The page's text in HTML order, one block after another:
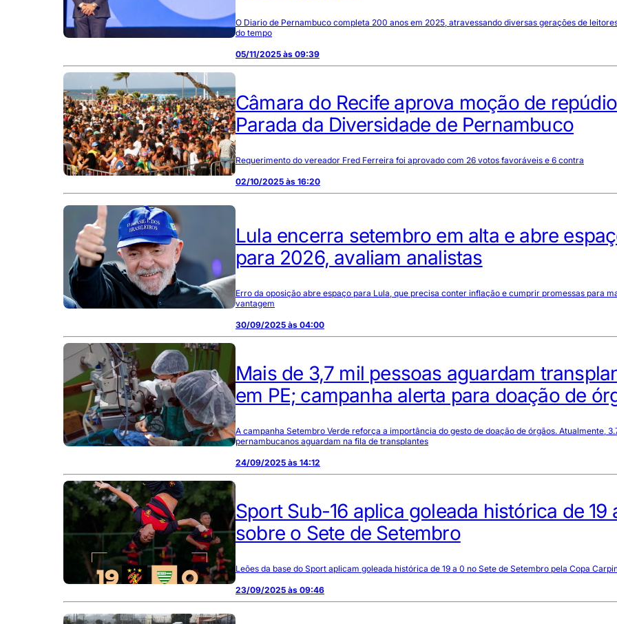
O Diario de Pernambuco completa 200 anos em 2025, atravessando diversas gerações de
do tempo
05/11/2025 às 09:39
Câmara do Recife aprova moção de
Parada da Diversidade de Pernambuco
Requerimento do vereador Fred Ferreira foi aprovado com 26 votos favoráveis e 6 contra
02/10/2025 às 16:20
Lula encerra setembro em alta e abre
para 2026, avaliam analistas
Erro da oposição abre espaço para Lula, que precisa conter inflação e cumprir promessas para
vantagem
30/09/2025 às 04:00
Mais de 3,7 mil pessoas aguardam
em PE; campanha alerta para doação de
A campanha Setembro Verde reforça a importância do gesto de doação de órgãos. Atualmente,
pernambucanos aguardam na fila de transplantes
24/09/2025 às 14:12
Sport Sub-16 aplica goleada histórica de 19
sobre o Sete de Setembro
Leões da base do Sport aplicam goleada histórica de 19 a 0 no Sete de Setembro pela Copa
23/09/2025 às 09:46